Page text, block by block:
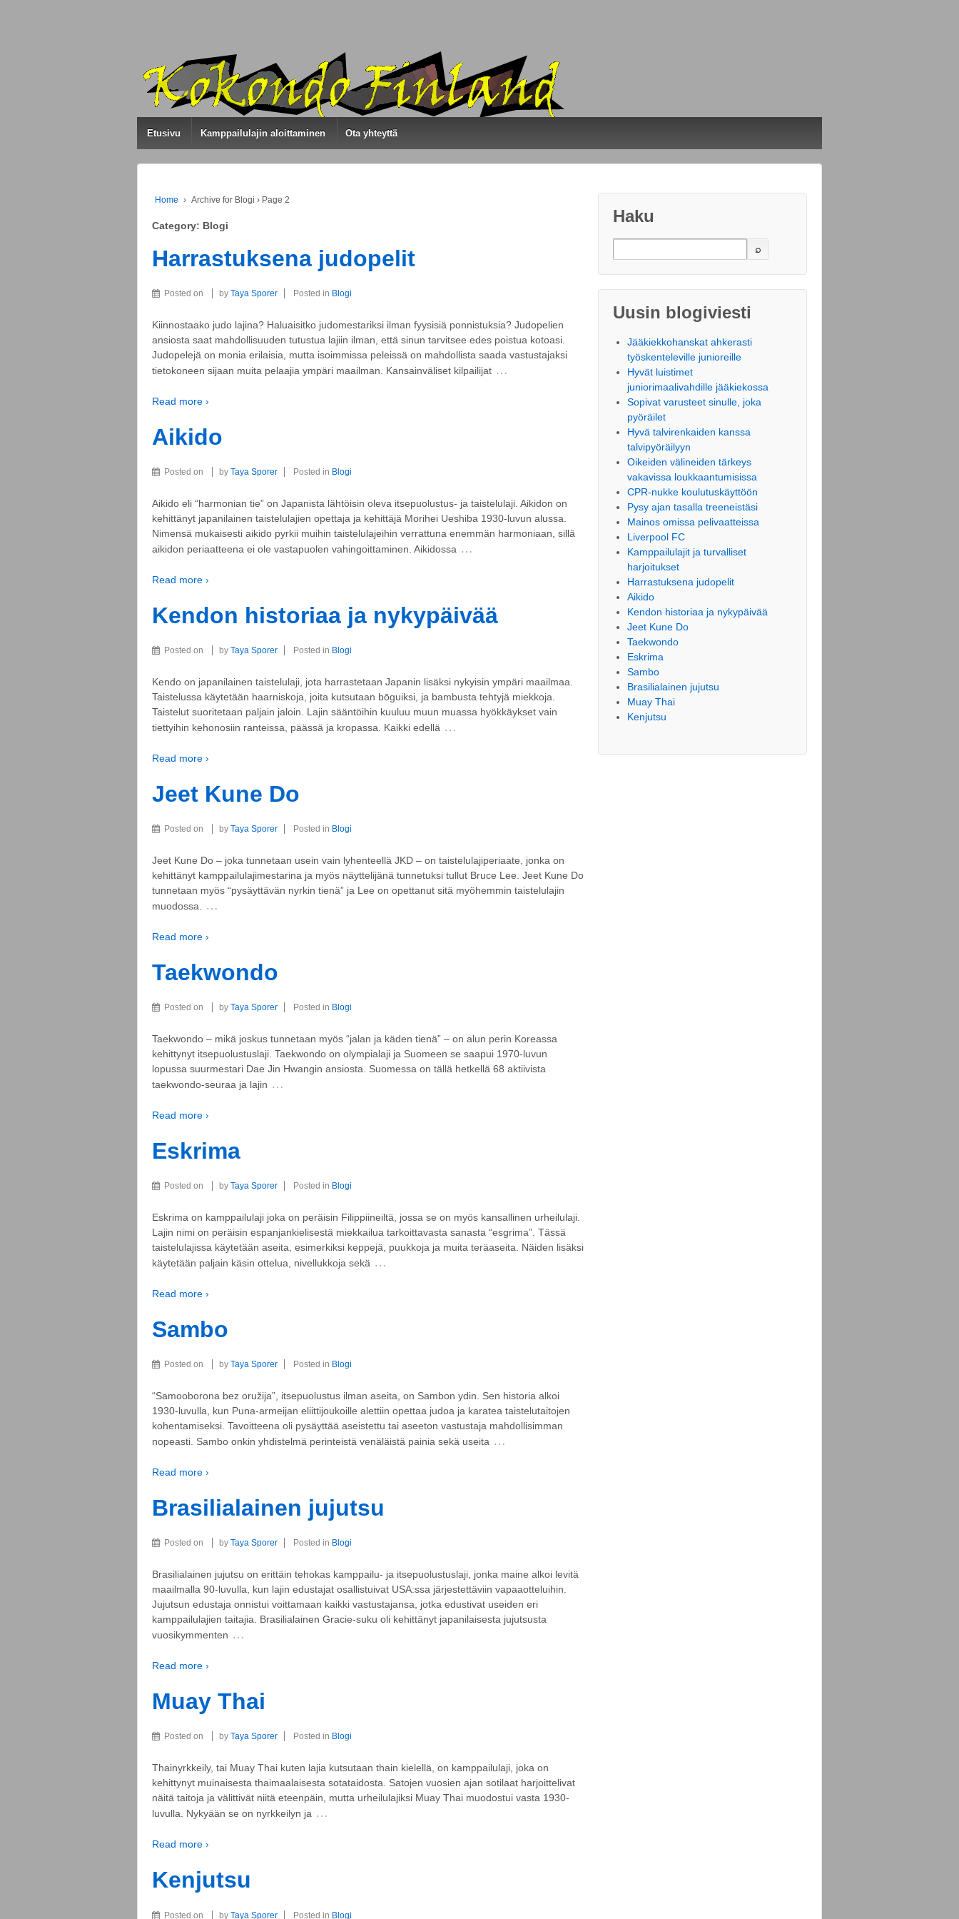
Etusivu Kamppailulajin aloittaminen Ota yhteyttä
Home › Archive for Blogi › Page 2
Category: Blogi
Harrastuksena judopelit
Posted on by Taya Sporer Posted in Blogi
Kiinnostaako judo lajina? Haluaisitko judomestariksi ilman fyysisiä ponnistuksia? Judopelien
ansiosta saat mahdollisuuden tutustua lajiin ilman, että sinun tarvitsee edes poistua kotoasi.
Judopelejä on monia erilaisia, mutta isoimmissa peleissä on mahdollista saada vastustajaksi
tietokoneen sijaan muita pelaajia ympäri maailman. Kansainväliset kilpailijat …
Read more ›
Aikido
Posted on by Taya Sporer Posted in Blogi
Aikido eli “harmonian tie” on Japanista lähtöisin oleva itsepuolustus- ja taistelulaji. Aikidon on
kehittänyt japanilainen taistelulajien opettaja ja kehittäjä Morihei Ueshiba 1930-luvun alussa.
Nimensä mukaisesti aikido pyrkii muihin taistelulajeihin verrattuna enemmän harmoniaan, sillä
aikidon periaatteena ei ole vastapuolen vahingoittaminen. Aikidossa …
Read more ›
Kendon historiaa ja nykypäivää
Posted on by Taya Sporer Posted in Blogi
Kendo on japanilainen taistelulaji, jota harrastetaan Japanin lisäksi nykyisin ympäri maailmaa.
Taistelussa käytetään haarniskoja, joita kutsutaan bōguiksi, ja bambusta tehtyjä miekkoja.
Taistelut suoritetaan paljain jaloin. Lajin sääntöihin kuuluu muun muassa hyökkäykset vain
tiettyihin kehonosiin ranteissa, päässä ja kropassa. Kaikki edellä …
Read more ›
Jeet Kune Do
Posted on by Taya Sporer Posted in Blogi
Jeet Kune Do – joka tunnetaan usein vain lyhenteellä JKD – on taistelulajiperiaate, jonka on
kehittänyt kamppailulajimestarina ja myös näyttelijänä tunnetuksi tullut Bruce Lee. Jeet Kune Do
tunnetaan myös “pysäyttävän nyrkin tienä” ja Lee on opettanut sitä myöhemmin taistelulajin
muodossa.
…
Read more ›
Taekwondo
Posted on by Taya Sporer Posted in Blogi
Taekwondo – mikä joskus tunnetaan myös “jalan ja käden tienä” – on alun perin Koreassa
kehittynyt itsepuolustuslaji. Taekwondo on olympialaji ja Suomeen se saapui 1970-luvun
lopussa suurmestari Dae Jin Hwangin ansiosta. Suomessa on tällä hetkellä 68 aktiivista
taekwondo-seuraa ja lajin …
Read more ›
Eskrima
Posted on by Taya Sporer Posted in Blogi
Eskrima on kamppailulaji joka on peräisin Filippiineiltä, jossa se on myös kansallinen urheilulaji.
Lajin nimi on peräisin espanjankielisestä miekkailua tarkoittavasta sanasta “esgrima”. Tässä
taistelulajissa käytetään aseita, esimerkiksi keppejä, puukkoja ja muita teräaseita. Näiden lisäksi
käytetään paljain käsin ottelua, nivellukkoja sekä …
Read more ›
Sambo
Posted on by Taya Sporer Posted in Blogi
“Samooborona bez oružija”, itsepuolustus ilman aseita, on Sambon ydin. Sen historia alkoi
1930-luvulla, kun Puna-armeijan eliittijoukoille alettiin opettaa judoa ja karatea taistelutaitojen
kohentamiseksi. Tavoitteena oli pysäyttää aseistettu tai aseeton vastustaja mahdollisimman
nopeasti. Sambo onkin yhdistelmä perinteistä venäläistä painia sekä useita …
Read more ›
Brasilialainen jujutsu
Posted on by Taya Sporer Posted in Blogi
Brasilialainen jujutsu on erittäin tehokas kamppailu- ja itsepuolustuslaji, jonka maine alkoi levitä
maailmalla 90-luvulla, kun lajin edustajat osallistuivat USA:ssa järjestettäviin vapaaotteluihin.
Jujutsun edustaja onnistui voittamaan kaikki vastustajansa, jotka edustivat useiden eri
kamppailulajien taitajia. Brasilialainen Gracie-suku oli kehittänyt japanilaisesta jujutsusta
vuosikymmenten …
Read more ›
Muay Thai
Posted on by Taya Sporer Posted in Blogi
Thainyrkkeily, tai Muay Thai kuten lajia kutsutaan thain kielellä, on kamppailulaji, joka on
kehittynyt muinaisesta thaimaalaisesta sotataidosta. Satojen vuosien ajan sotilaat harjoittelivat
näitä taitoja ja välittivät niitä eteenpäin, mutta urheilulajiksi Muay Thai muodostui vasta 1930-
luvulla. Nykyään se on nyrkkeilyn ja …
Read more ›
Kenjutsu
Posted on by Taya Sporer Posted in Blogi
Haku
Uusin blogiviesti
Jääkiekkohanskat ahkerasti
työskenteleville junioreille
Hyvät luistimet
juniorimaalivahdille jääkiekossa
Sopivat varusteet sinulle, joka
pyöräilet
Hyvä talvirenkaiden kanssa
talvipyöräilyyn
Oikeiden välineiden tärkeys
vakavissa loukkaantumisissa
CPR-nukke koulutuskäyttöön
Pysy ajan tasalla treeneistäsi
Mainos omissa pelivaatteissa
Liverpool FC
Kamppailulajit ja turvalliset
harjoitukset
Harrastuksena judopelit
Aikido
Kendon historiaa ja nykypäivää
Jeet Kune Do
Taekwondo
Eskrima
Sambo
Brasilialainen jujutsu
Muay Thai
Kenjutsu